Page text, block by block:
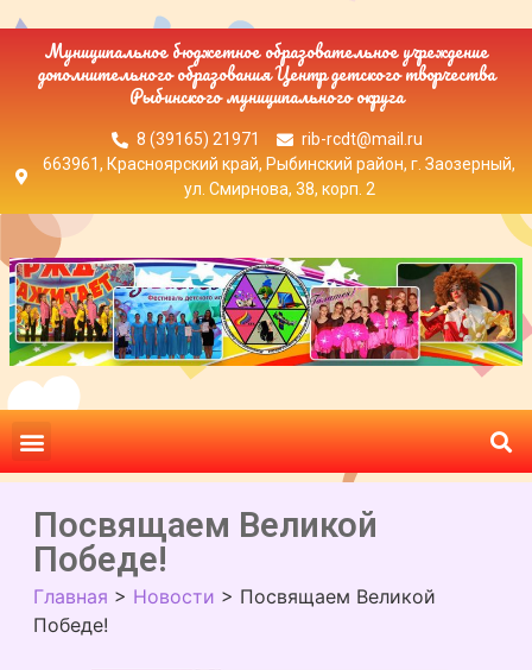
Муниципальное бюджетное образовательное учреждение
дополнительного образования Центр детского творчества
Рыбинского муниципального округа
8 (39165) 21971
rib-rcdt@mail.ru
663961, Красноярский край, Рыбинский район, г. Заозерный,
ул. Смирнова, 38, корп. 2
Посвящаем Великой
Победе!
Главная > Новости > Посвящаем Великой
Победе!